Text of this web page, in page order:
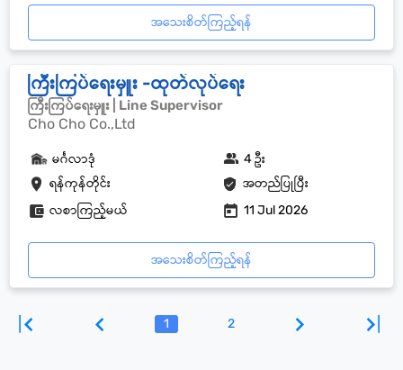
အသေးစိတ်ကြည့်ရန်
ကြီးကြပ်ရေးမှူး -ထုတ်လုပ်ရေး
ကြီးကြပ်ရေးမှူး | Line Supervisor
Cho Cho Co.,Ltd
ရန်ကုန်တိုင်း အတည်ပြုပြီး
မင်္ဂလာဒုံ 4 ဦး
လစာကြည့်မယ် 11 Jul 2026
အသေးစိတ်ကြည့်ရန်
1 2